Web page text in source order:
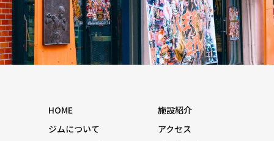
HOME
ジムについて
施設紹介
アクセス